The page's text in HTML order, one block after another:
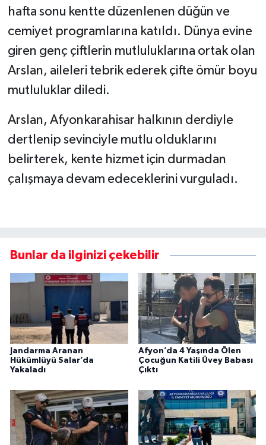
hafta sonu kentte düzenlenen düğün ve
cemiyet programlarına katıldı. Dünya evine
giren genç çiftlerin mutluluklarına ortak olan
Arslan, aileleri tebrik ederek çifte ömür boyu
mutluluklar diledi.
Arslan, Afyonkarahisar halkının derdiyle
dertlenip sevinciyle mutlu olduklarını
belirterek, kente hizmet için durmadan
çalışmaya devam edeceklerini vurguladı.
Bunlar da ilginizi çekebilir
Jandarma Aranan
Hükümlüyü Salar’da
Yakaladı
Afyon’da 4 Yaşında Ölen
Çocuğun Katili Üvey Babası
Çıktı